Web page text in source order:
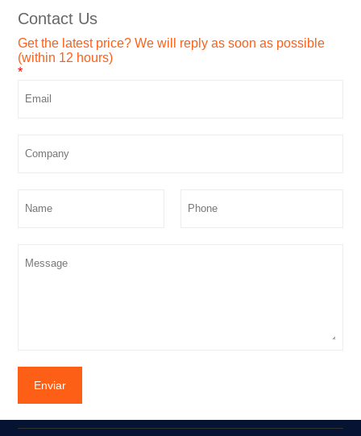
Contact Us
Get the latest price? We will reply as soon as possible
(within 12 hours)
*
Enviar